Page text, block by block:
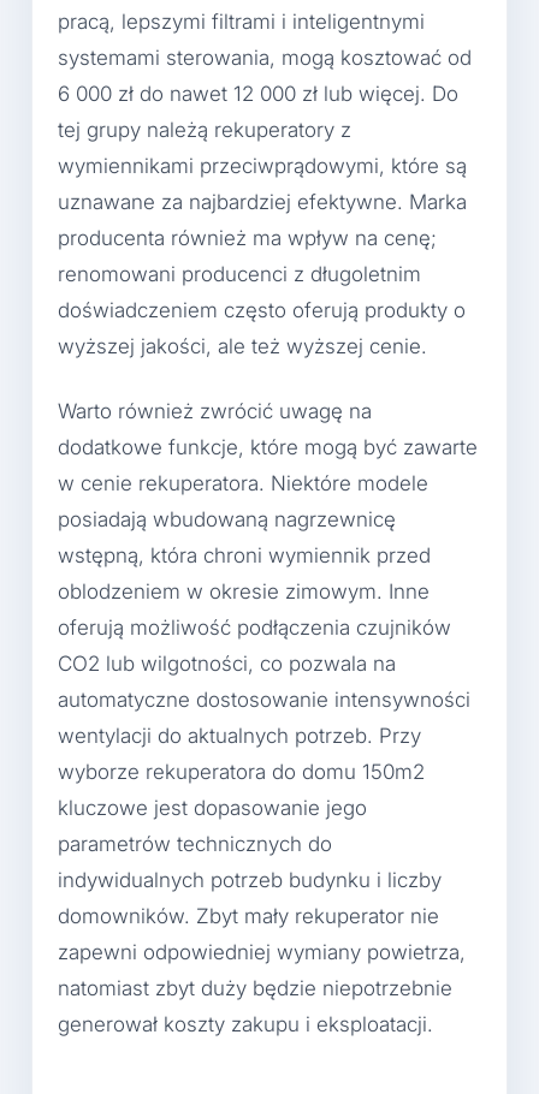
pracą, lepszymi filtrami i inteligentnymi
systemami sterowania, mogą kosztować od
6 000 zł do nawet 12 000 zł lub więcej. Do
tej grupy należą rekuperatory z
wymiennikami przeciwprądowymi, które są
uznawane za najbardziej efektywne. Marka
producenta również ma wpływ na cenę;
renomowani producenci z długoletnim
doświadczeniem często oferują produkty o
wyższej jakości, ale też wyższej cenie.
Warto również zwrócić uwagę na
dodatkowe funkcje, które mogą być zawarte
w cenie rekuperatora. Niektóre modele
posiadają wbudowaną nagrzewnicę
wstępną, która chroni wymiennik przed
oblodzeniem w okresie zimowym. Inne
oferują możliwość podłączenia czujników
CO2 lub wilgotności, co pozwala na
automatyczne dostosowanie intensywności
wentylacji do aktualnych potrzeb. Przy
wyborze rekuperatora do domu 150m2
kluczowe jest dopasowanie jego
parametrów technicznych do
indywidualnych potrzeb budynku i liczby
domowników. Zbyt mały rekuperator nie
zapewni odpowiedniej wymiany powietrza,
natomiast zbyt duży będzie niepotrzebnie
generował koszty zakupu i eksploatacji.